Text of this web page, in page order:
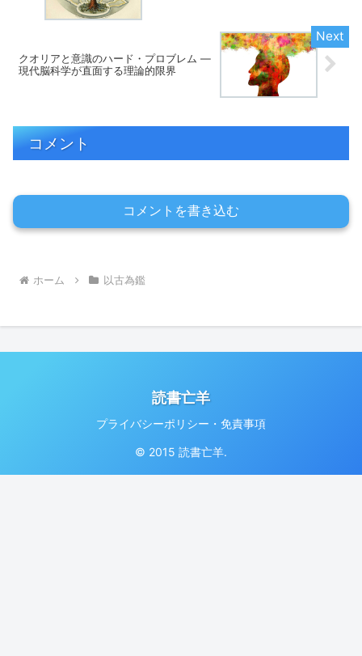
クオリアと意識のハード・プロブレム ―
現代脳科学が直面する理論的限界
コメント
コメントを書き込む
ホーム 以古為鑑
読書亡羊
プライバシーポリシー・免責事項
© 2015 読書亡羊.